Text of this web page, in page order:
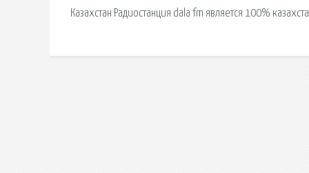
Казахстан Радиостанция dala fm является 100%